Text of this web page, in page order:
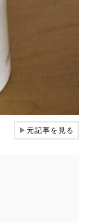
▶元記事を見る